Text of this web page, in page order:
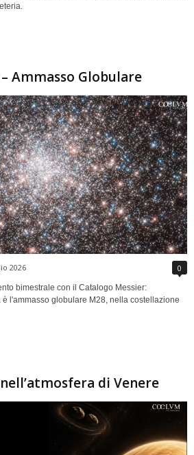
– Ammasso Globulare
2026 0
bimestrale con il Catalogo Messier:
l'ammasso globulare M28, nella costellazione
di Venere